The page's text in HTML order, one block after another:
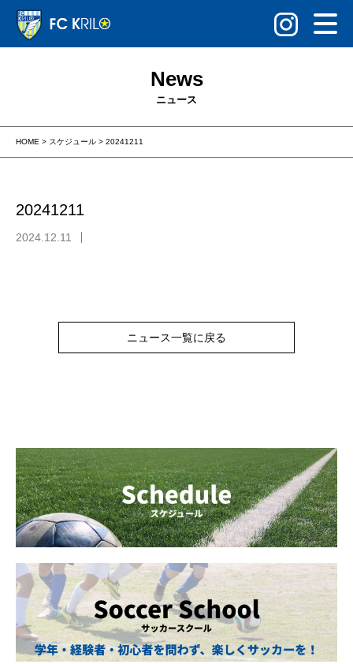
News
ニュース
HOME > スケジュール > 20241211
20241211
2024.12.11
ニュース一覧に戻る